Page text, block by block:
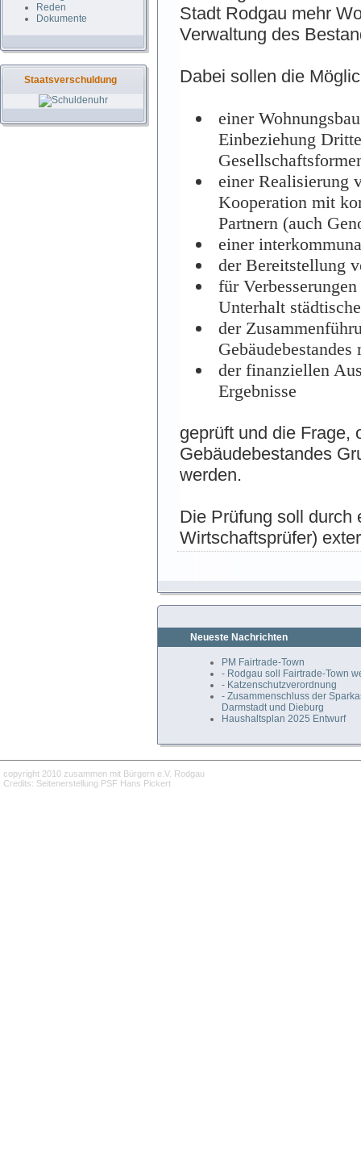
Reden
Dokumente
Staatsverschuldung
Stadt Rodgau mehr
Verwaltung des
Dabei sollen die
einer
Einbeziehung
einer Realisierung
Kooperation mit
Partnern (auch
einer
der Bereitstellung
für
Unterhalt
der
der finanziellen
Ergebnisse
geprüft und die Frage,
Gebäudebestandes
werden.
Die Prüfung soll durch
Wirtschaftsprüfer)
Neueste Nachrichten
PM Fairtrade-Town
- Rodgau soll Fairtrade-Town
- Katzenschutzverordnung
- Zusammenschluss der
Darmstadt und Dieburg
Haushaltsplan 2025 Entwurf
copyright 2010 zusammen mit Bürgern e.V. Rodgau
Credits: Seitenerstellung PSF Hans Pickert